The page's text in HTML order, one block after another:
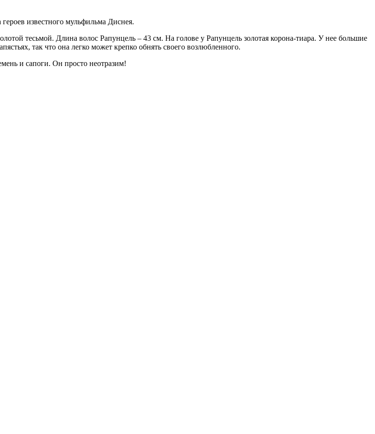
известного мульфильма Диснея.
тесьмой. Длина волос Рапунцель – 43 см. На голове у Рапунцель золотая корона-тиара. У нее большие
так что она легко может крепко обнять своего возлюбленного.
и сапоги. Он просто неотразим!